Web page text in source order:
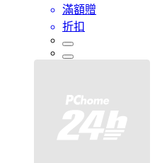
滿額贈
折扣